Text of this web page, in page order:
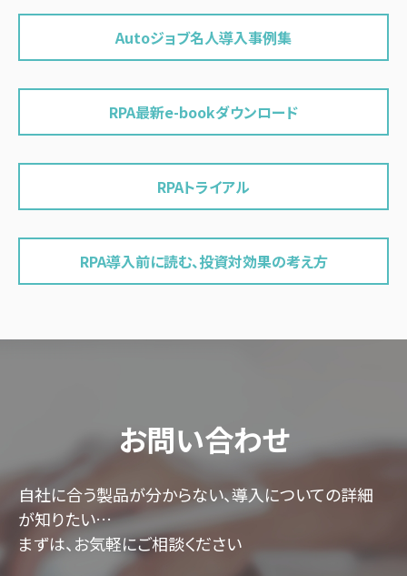
Autoジョブ名人導入事例集
RPA最新e-bookダウンロード
RPAトライアル
RPA導入前に読む、投資対効果の考え方
お問い合わせ
自社に合う製品が分からない、導入についての詳細
が知りたい…
まずは、お気軽にご相談ください